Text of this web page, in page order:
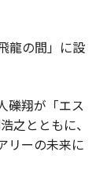
龍の間」に設
礫翔が「エス
之とともに、
リーの未来に